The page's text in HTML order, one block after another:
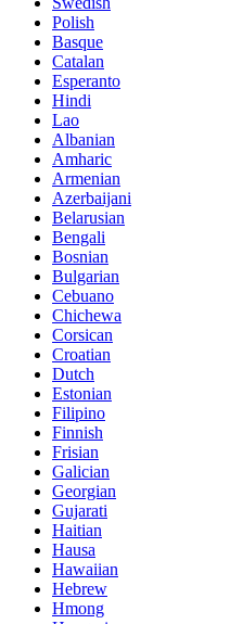
Polish
Basque
Catalan
Esperanto
Hindi
Lao
Albanian
Amharic
Armenian
Azerbaijani
Belarusian
Bengali
Bosnian
Bulgarian
Cebuano
Chichewa
Corsican
Croatian
Dutch
Estonian
Filipino
Finnish
Frisian
Galician
Georgian
Gujarati
Haitian
Hausa
Hawaiian
Hebrew
Hmong